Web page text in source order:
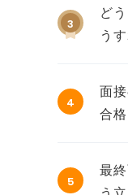
3
ど
う
4
面
合
5
最